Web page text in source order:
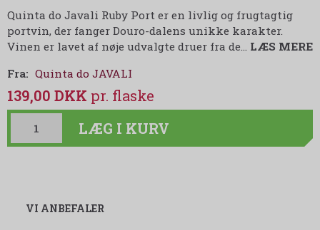
Quinta do Javali Ruby Port er en livlig og frugtagtig
portvin, der fanger Douro-dalens unikke karakter.
Vinen er lavet af nøje udvalgte druer fra de
LÆS MERE
Fra: Quinta do JAVALI
139,00 DKK
LÆG I KURV
VI ANBEFALER